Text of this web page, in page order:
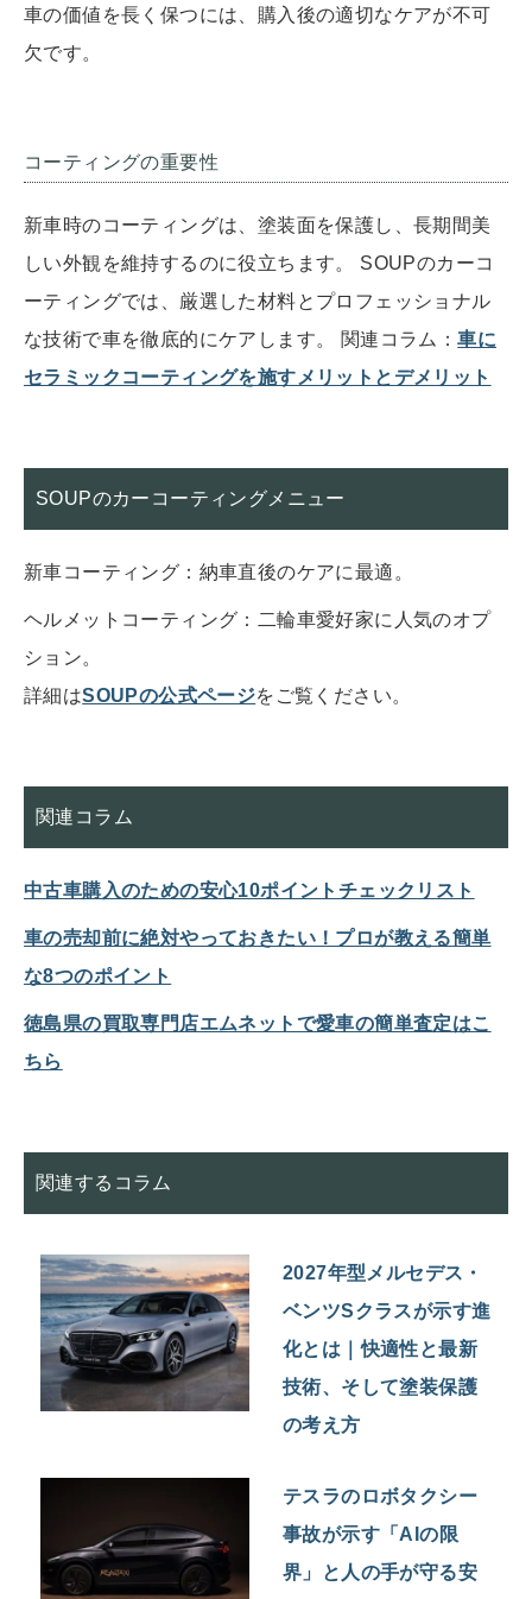
車の価値を長く保つには、購入後の適切なケアが不可
欠です。
コーティングの重要性
新車時のコーティングは、塗装面を保護し、長期間美
しい外観を維持するのに役立ちます。 SOUPのカーコ
ーティングでは、厳選した材料とプロフェッショナル
な技術で車を徹底的にケアします。 関連コラム：車に
セラミックコーティングを施すメリットとデメリット
SOUPのカーコーティングメニュー
新車コーティング：納車直後のケアに最適。
ヘルメットコーティング：二輪車愛好家に人気のオプ
ション。
詳細はSOUPの公式ページをご覧ください。
関連コラム
中古車購入のための安心10ポイントチェックリスト
車の売却前に絶対やっておきたい！プロが教える簡単
な8つのポイント
徳島県の買取専門店エムネットで愛車の簡単査定はこ
ちら
関連するコラム
2027年型メルセデス・
ベンツSクラスが示す進
化とは｜快適性と最新
技術、そして塗装保護
の考え方
テスラのロボタクシー
事故が示す「AIの限
界」と人の手が守る安